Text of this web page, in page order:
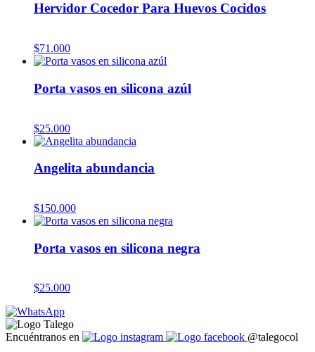
Hervidor Cocedor Para Huevos Cocidos
$71.000
Porta vasos en silicona azúl
$25.000
Angelita abundancia
$150.000
Porta vasos en silicona negra
$25.000
Encuéntranos en @talegocol